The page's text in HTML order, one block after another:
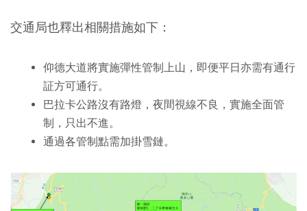
交通局也釋出相關措施如下：
仰德大道將實施彈性管制上山，即便平日亦需有通行
証方可通行。
巴拉卡公路沒有路燈，夜間視線不良，實施全面管
制，只出不進。
通過各管制點需加掛雪鏈。